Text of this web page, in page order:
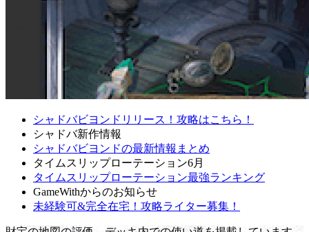
シャドバビヨンドリリース！攻略はこちら！
シャドバ新作情報
シャドバビヨンドの最新情報まとめ
タイムスリップローテーション6月
タイムスリップローテーション最強ランキング
GameWithからのお知らせ
未経験可&完全在宅！攻略ライター募集！